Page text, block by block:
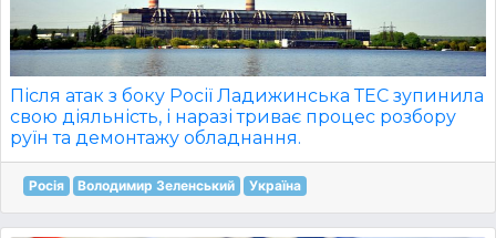
Після атак з боку Росії Ладижинська ТЕС зупинила
свою діяльність, і наразі триває процес розбору
руїн та демонтажу обладнання.
Росія Володимир Зеленський Україна